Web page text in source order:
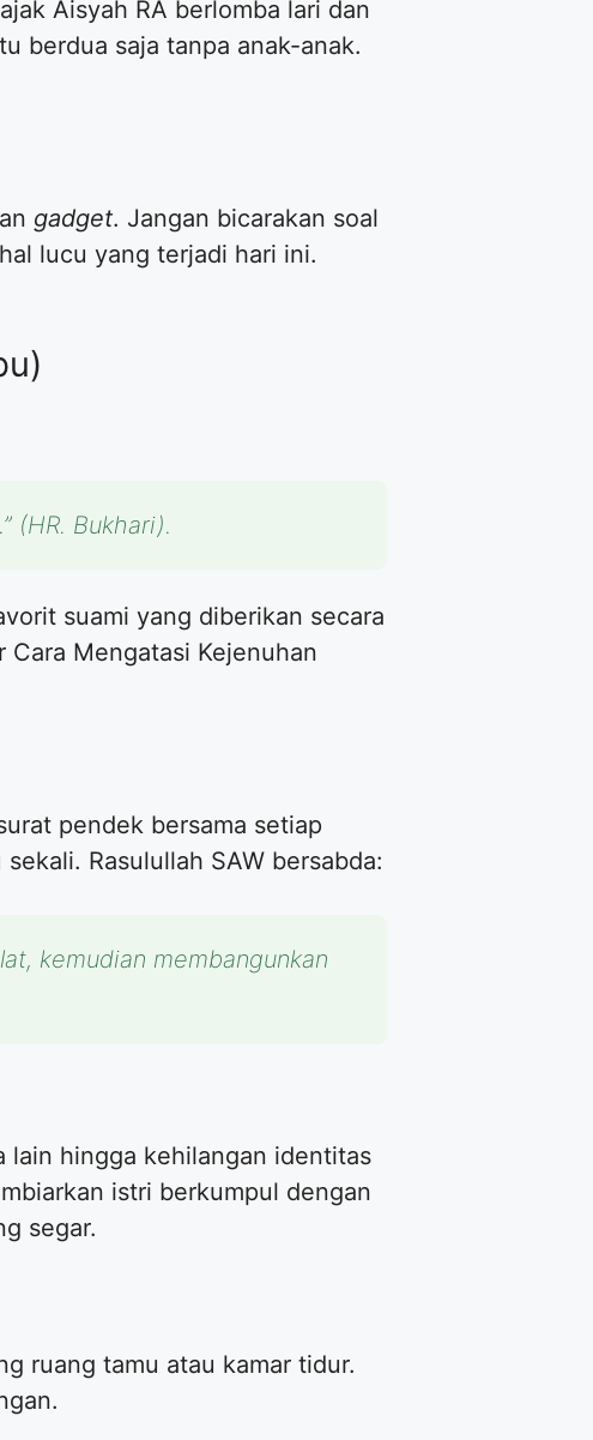
Aisyah RA berlomba lari dan
berdua saja tanpa anak-anak.
gadget. Jangan bicarakan soal
lucu yang terjadi hari ini.
(HR. Bukhari).
suami yang diberikan secara
Mengatasi Kejenuhan
pendek bersama setiap
Rasulullah SAW bersabda:
kemudian membangunkan
lain hingga kehilangan identitas
istri berkumpul dengan
segar.
ruang tamu atau kamar tidur.